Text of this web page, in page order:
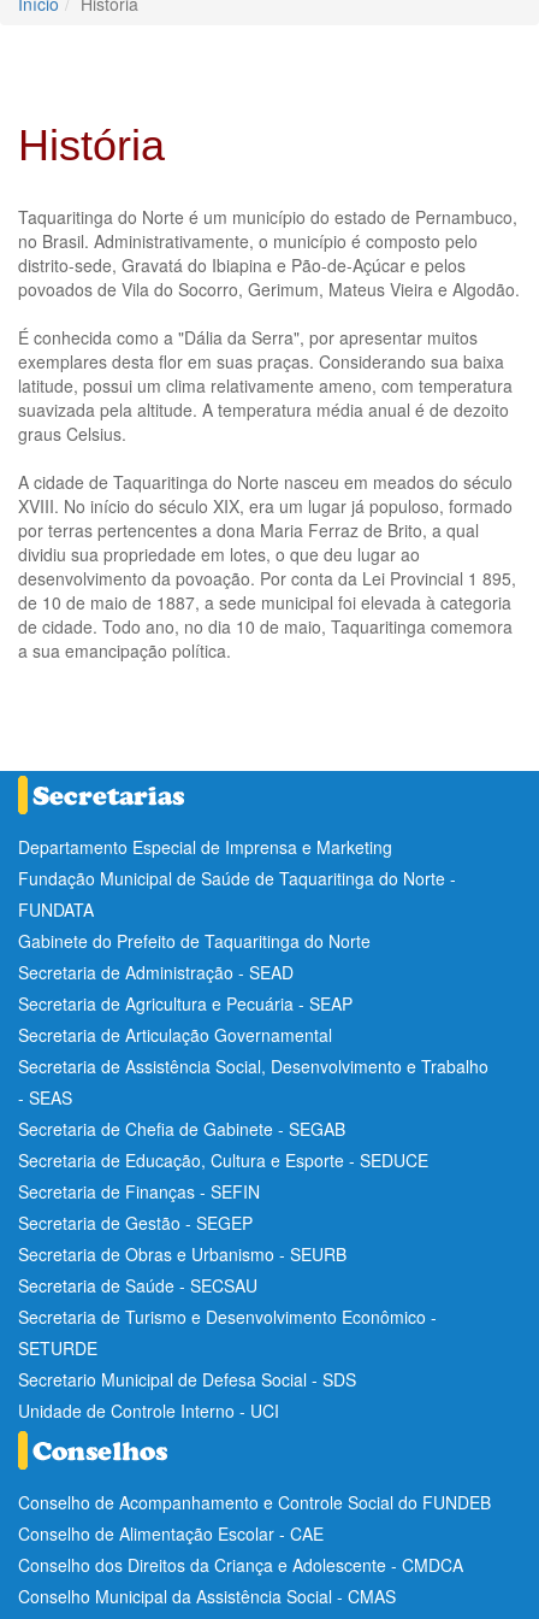
História
Taquaritinga do Norte é um município do estado de Pernambuco,
no Brasil. Administrativamente, o município é composto pelo
distrito-sede, Gravatá do Ibiapina e Pão-de-Açúcar e pelos
povoados de Vila do Socorro, Gerimum, Mateus Vieira e Algodão.
É conhecida como a "Dália da Serra", por apresentar muitos
exemplares desta flor em suas praças. Considerando sua baixa
latitude, possui um clima relativamente ameno, com temperatura
suavizada pela altitude. A temperatura média anual é de dezoito
graus Celsius.
A cidade de Taquaritinga do Norte nasceu em meados do século
XVIII. No início do século XIX, era um lugar já populoso, formado
por terras pertencentes a dona Maria Ferraz de Brito, a qual
dividiu sua propriedade em lotes, o que deu lugar ao
desenvolvimento da povoação. Por conta da Lei Provincial 1 895,
de 10 de maio de 1887, a sede municipal foi elevada à categoria
de cidade. Todo ano, no dia 10 de maio, Taquaritinga comemora
a sua emancipação política.
Departamento Especial de Imprensa e Marketing
Fundação Municipal de Saúde de Taquaritinga do Norte -
FUNDATA
Gabinete do Prefeito de Taquaritinga do Norte
Secretaria de Administração - SEAD
Secretaria de Agricultura e Pecuária - SEAP
Secretaria de Articulação Governamental
Secretaria de Assistência Social, Desenvolvimento e Trabalho
- SEAS
Secretaria de Chefia de Gabinete - SEGAB
Secretaria de Educação, Cultura e Esporte - SEDUCE
Secretaria de Finanças - SEFIN
Secretaria de Gestão - SEGEP
Secretaria de Obras e Urbanismo - SEURB
Secretaria de Saúde - SECSAU
Secretaria de Turismo e Desenvolvimento Econômico -
SETURDE
Secretario Municipal de Defesa Social - SDS
Unidade de Controle Interno - UCI
Conselho de Acompanhamento e Controle Social do FUNDEB
Conselho de Alimentação Escolar - CAE
Conselho dos Direitos da Criança e Adolescente - CMDCA
Conselho Municipal da Assistência Social - CMAS